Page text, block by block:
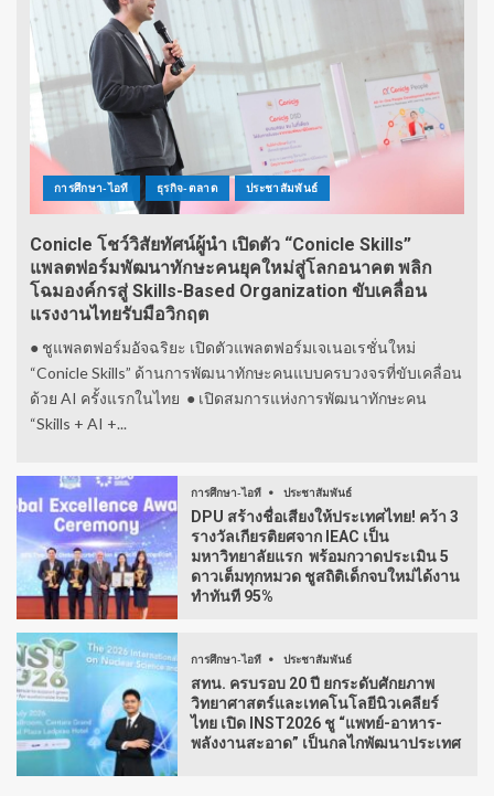
การศึกษา-ไอที ธุรกิจ-ตลาด ประชาสัมพันธ์
Conicle โชว์วิสัยทัศน์ผู้นำ เปิดตัว “Conicle Skills”
แพลตฟอร์มพัฒนาทักษะคนยุคใหม่สู่โลกอนาคต พลิก
โฉมองค์กรสู่ Skills-Based Organization ขับเคลื่อน
แรงงานไทยรับมือวิกฤต
● ชูแพลตฟอร์มอัจฉริยะ เปิดตัวแพลตฟอร์มเจเนอเรชั่นใหม่
“Conicle Skills” ด้านการพัฒนาทักษะคนแบบครบวงจรที่ขับเคลื่อน
ด้วย AI ครั้งแรกในไทย ● เปิดสมการแห่งการพัฒนาทักษะคน
“Skills + AI +...
การศึกษา-ไอที ประชาสัมพันธ์
DPU สร้างชื่อเสียงให้ประเทศไทย! คว้า 3
รางวัลเกียรติยศจาก IEAC เป็น
มหาวิทยาลัยแรก พร้อมกวาดประเมิน 5
ดาวเต็มทุกหมวด ชูสถิติเด็กจบใหม่ได้งาน
ทำทันที 95%
การศึกษา-ไอที ประชาสัมพันธ์
สทน. ครบรอบ 20 ปี ยกระดับศักยภาพ
วิทยาศาสตร์และเทคโนโลยีนิวเคลียร์
ไทย เปิด INST2026 ชู “แพทย์-อาหาร-
พลังงานสะอาด” เป็นกลไกพัฒนาประเทศ